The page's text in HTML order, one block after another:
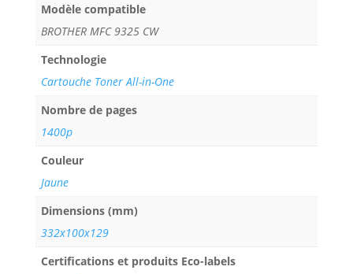
Modèle compatible
BROTHER MFC 9325 CW
Technologie
Cartouche Toner All-in-One
Nombre de pages
1400p
Couleur
Jaune
Dimensions (mm)
332x100x129
Certifications et produits Eco-labels